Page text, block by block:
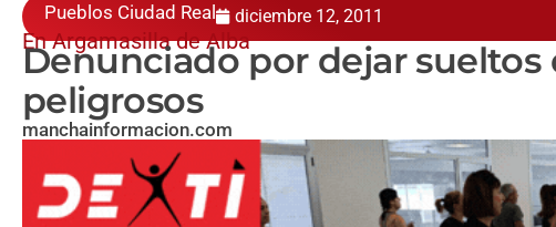
Pueblos Ciudad Real diciembre 12, 2011
En Argamasilla de Alba
Denunciado por dejar
peligrosos
manchainformacion.com